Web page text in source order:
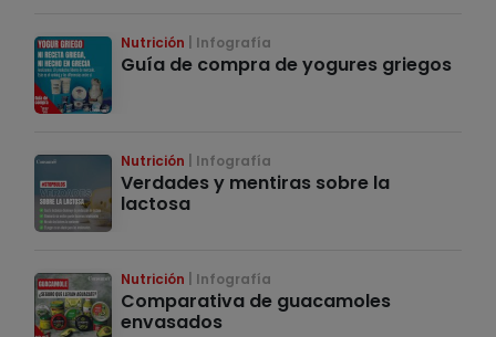
Nutrición Infografía
Guía de compra de yogures griegos
Nutrición Infografía
Verdades y mentiras sobre la
lactosa
Nutrición Infografía
Comparativa de guacamoles
envasados